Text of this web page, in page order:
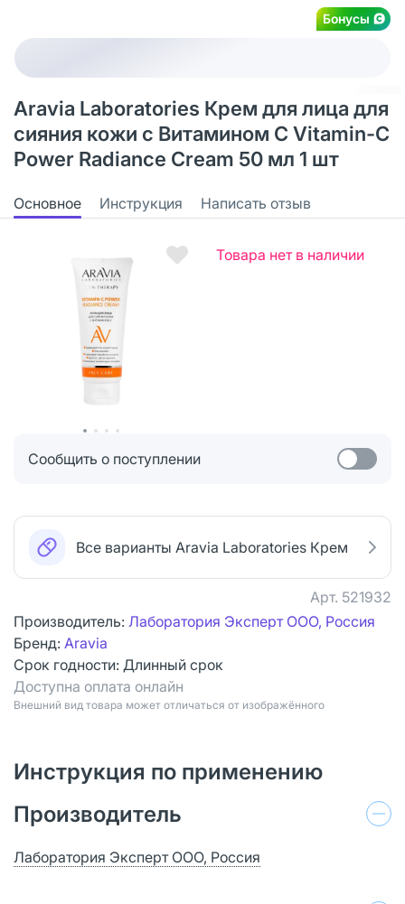
Бонусы
Aravia Laboratories Крем для лица для
сияния кожи с Витамином С Vitamin-C
Power Radiance Cream 50 мл 1 шт
Основное Инструкция Написать отзыв
Товара нет в наличии
Сообщить о поступлении
Все варианты Aravia Laboratories Крем
Арт. 521932
Производитель: Лаборатория Эксперт ООО, Россия
Бренд: Aravia
Срок годности: Длинный срок
Доступна оплата онлайн
Bнешний вид товара может отличаться от изображённого
Инструкция по применению
Производитель
Лаборатория Эксперт ООО, Россия